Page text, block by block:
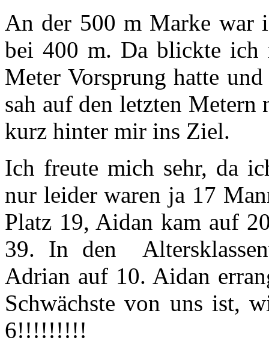
An der 500 m Marke war
bei 400 m. Da blickte ich
Meter Vorsprung hatte
sah auf den letzten Metern
kurz hinter mir ins Ziel.
Ich freute mich sehr, da
nur leider waren ja 17
Platz 19, Aidan kam auf
39. In den
Adrian auf 10. Aidan
Schwächste von uns ist,
6!!!!!!!!!